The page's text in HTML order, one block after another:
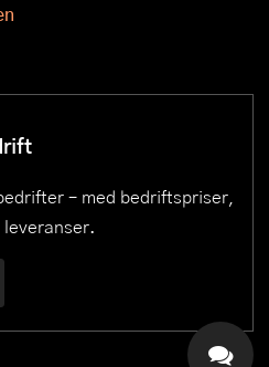
– med bedriftspriser,